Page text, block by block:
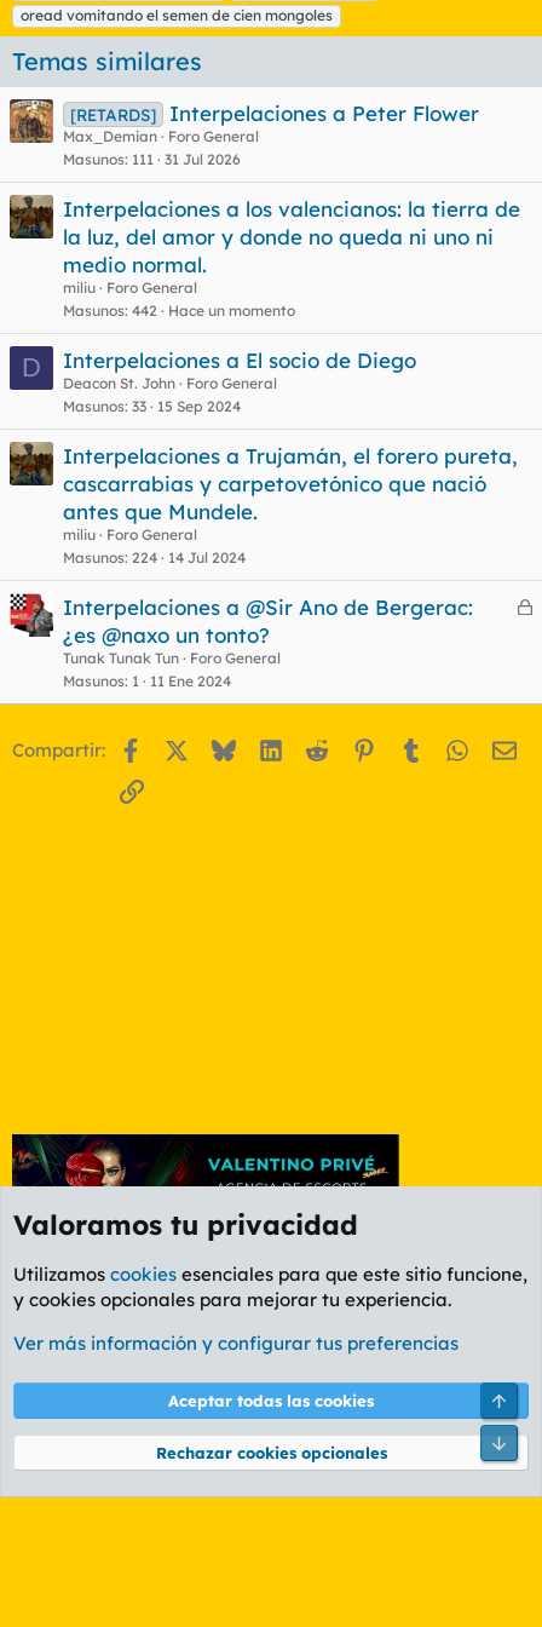
q
e
t
a
s
oread vomitando el semen de cien mongoles
Temas similares
[RETARDS] Interpelaciones a Peter Flower
Max_Demian
Foro General
Masunos 111 31 Jul 2026
Interpelaciones a los valencianos: la tierra de
la luz, del amor y donde no queda ni uno ni
medio normal.
miliu
Foro General
Masunos 442 Hace un momento
D Interpelaciones a El socio de Diego
Deacon St. John
Foro General
Masunos 33 15 Sep 2024
Interpelaciones a Trujamán, el forero pureta,
cascarrabias y carpetovetónico que nació
antes que Mundele.
miliu
Foro General
Masunos 224 14 Jul 2024
C
a
Interpelaciones a @Sir Ano de Bergerac:
¿es @naxo un tonto?
Tunak Tunak Tun
Foro General
Masunos 1 11 Ene 2024
Compartir: Facebook BlueskyLinkedIn
Reddit Pinterest
Tumblr
Enlace
Foro General
Cookies
PL OLDSTYLE AMARILLO
Términos y reglas Política de privacidad Ayuda
Community platform by XenForo® © 2010-2026 XenForo Ltd.
Valoramos tu privacidad
Utilizamos cookies esenciales para que este sitio funcione,
y cookies opcionales para mejorar tu experiencia.
Ver más información y configurar tus preferencias
Aceptar todas las cookies
Rechazar cookies opcionales
Pie